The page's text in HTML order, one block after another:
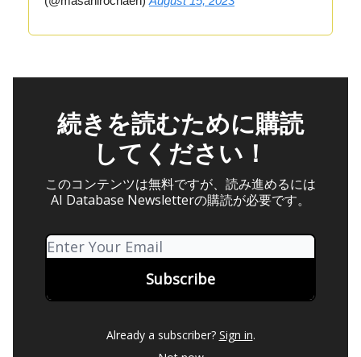
続きを読むために購読
してください！
このコンテンツは無料ですが、読み進めるには
AI Database Newsletterの購読が必要です。
Already a subscriber? Sign in.